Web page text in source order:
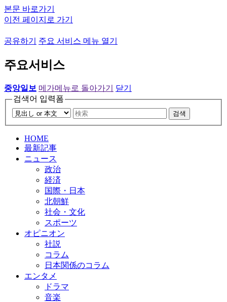
본문 바로가기
이전 페이지로 가기
공유하기 주요 서비스 메뉴 열기
주요서비스
중앙일보 메가메뉴로 돌아가기
닫기
검색어 입력폼
검색
HOME
最新記事
ニュース
政治
経済
国際・日本
北朝鮮
社会・文化
スポーツ
オピニオン
社説
コラム
日本関係のコラム
エンタメ
ドラマ
音楽